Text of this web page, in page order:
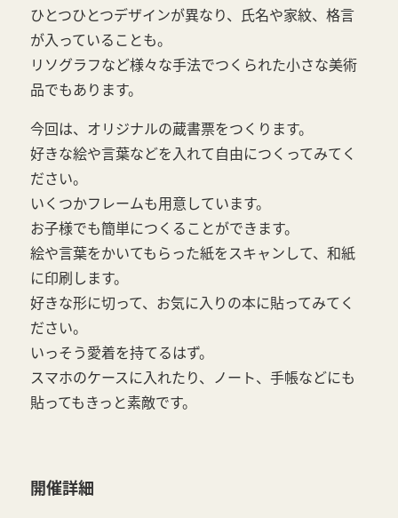
ひとつひとつデザインが異なり、氏名や家紋、格言
が入っていることも。
リソグラフなど様々な手法でつくられた小さな美術
品でもあります。
今回は、オリジナルの蔵書票をつくります。
好きな絵や言葉などを入れて自由につくってみてく
ださい。
いくつかフレームも用意しています。
お子様でも簡単につくることができます。
絵や言葉をかいてもらった紙をスキャンして、和紙
に印刷します。
好きな形に切って、お気に入りの本に貼ってみてく
ださい。
いっそう愛着を持てるはず。
スマホのケースに入れたり、ノート、手帳などにも
貼ってもきっと素敵です。
開催詳細